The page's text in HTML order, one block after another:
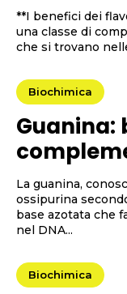
**I benefici dei flavonoidi
una classe di
che si trovano
Biochimica
Guanina:
La guanina,
ossipurina
base azotata che
nel DNA...
Biochimica